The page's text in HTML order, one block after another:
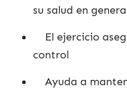
su salud en
El ejercicio
control
Ayuda a